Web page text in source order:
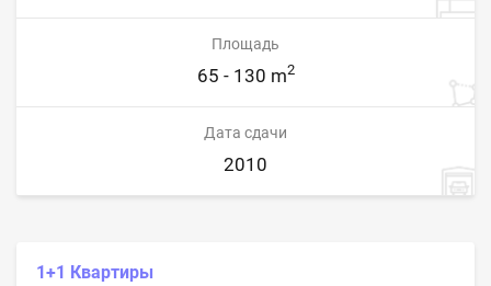
Площадь
65 - 130 m2
Дата сдачи
2010
1+1 Квартиры